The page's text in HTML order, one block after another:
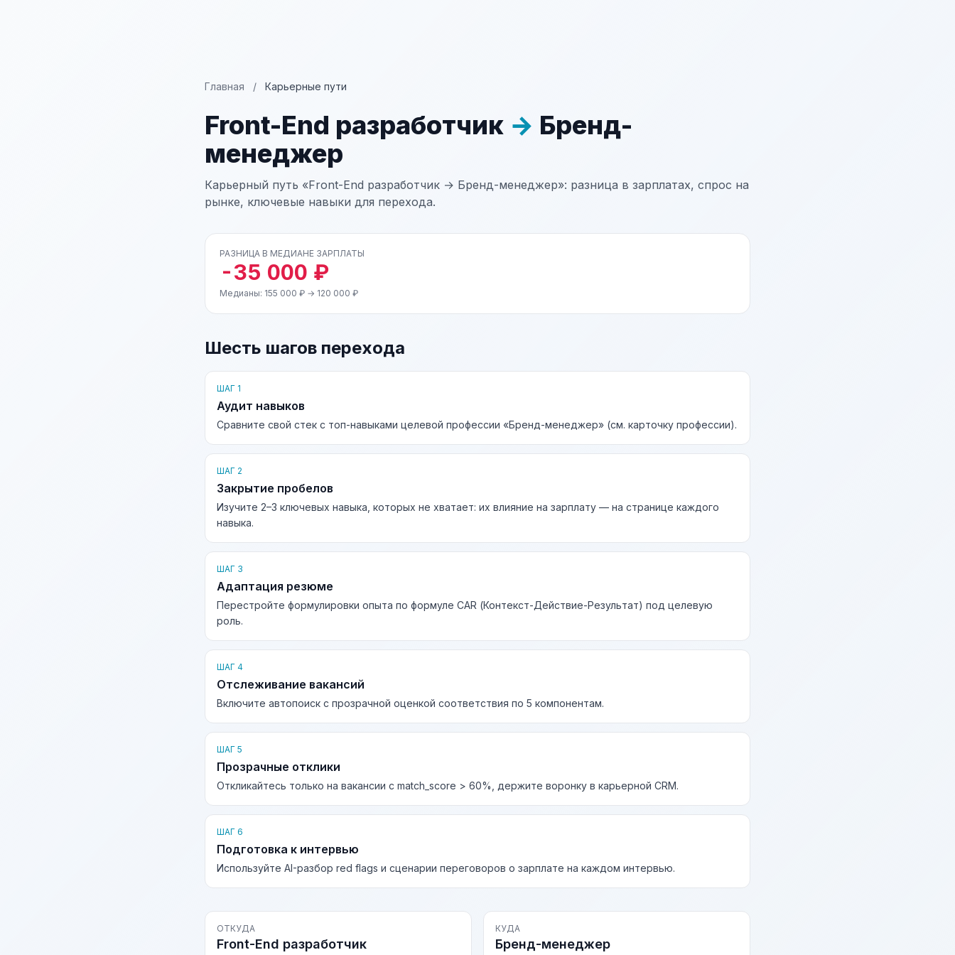
Главная / Карьерные пути
Front-End разработчик → Бренд-
менеджер
Карьерный путь «Front-End разработчик → Бренд-менеджер»: разница в зарплатах, спрос на
рынке, ключевые навыки для перехода.
РАЗНИЦА В МЕДИАНЕ ЗАРПЛАТЫ
-35 000 ₽
Медианы: 155 000 ₽ → 120 000 ₽
Шесть шагов перехода
ШАГ 1
Аудит навыков
Сравните свой стек с топ-навыками целевой профессии «Бренд-менеджер» (см. карточку профессии).
ШАГ 2
Закрытие пробелов
Изучите 2–3 ключевых навыка, которых не хватает: их влияние на зарплату — на странице каждого
навыка.
ШАГ 3
Адаптация резюме
Перестройте формулировки опыта по формуле CAR (Контекст-Действие-Результат) под целевую
роль.
ШАГ 4
Отслеживание вакансий
Включите автопоиск с прозрачной оценкой соответствия по 5 компонентам.
ШАГ 5
Прозрачные отклики
Откликайтесь только на вакансии с match_score > 60%, держите воронку в карьерной CRM.
ШАГ 6
Подготовка к интервью
Используйте AI-разбор red flags и сценарии переговоров о зарплате на каждом интервью.
ОТКУДА
Front-End разработчик
КУДА
Бренд-менеджер